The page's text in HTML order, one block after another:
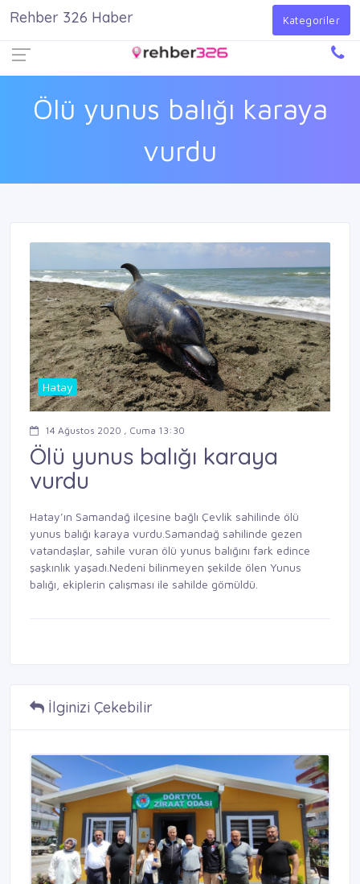
Giriş Yap
Ölü yunus balığı karaya
vurdu
Rehber 326 Haber Kategoriler
Hatay
14 Ağustos 2020 , Cuma 13:30
Ölü yunus balığı karaya
vurdu
Hatay’ın Samandağ ilçesine bağlı Çevlik sahilinde ölü
yunus balığı karaya vurdu.Samandağ sahilinde gezen
vatandaşlar, sahile vuran ölü yunus balığını fark edince
şaşkınlık yaşadı.Nedeni bilinmeyen şekilde ölen Yunus
balığı, ekiplerin çalışması ile sahilde gömüldü.
İlginizi Çekebilir